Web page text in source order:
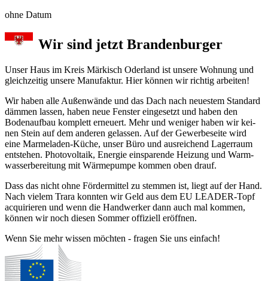
ohne Datum
Wir sind jetzt Brandenburger
Unser Haus im Kreis Märkisch Oder­land ist unse­re Woh­nung und
gleichzeitig unsere Manu­fak­tur. Hier können wir richtig arbeiten!
Wir haben alle Außenwände und das Dach nach neu­es­tem Stan­dard
däm­men las­sen, haben neue Fens­ter ein­ge­setzt und ha­ben den
Boden­auf­bau kom­plett er­neu­ert. Mehr und we­ni­ger ha­ben wir kei­
nen Stein auf dem an­de­ren ge­las­sen. Auf der Gewerbe­seite wird
eine Mar­me­la­den-Küche, un­ser Büro und aus­rei­chend Lager­raum
ent­ste­hen. Photo­vol­taik, Ener­gie ein­spa­ren­de Hei­zung und Warm­
was­ser­be­rei­tung mit Wärme­pum­pe kom­men oben drauf.
Dass das nicht ohne Förder­mit­tel zu stem­men ist, liegt auf der Hand.
Nach viel­em Trara konn­ten wir Geld aus dem EU LEADER-Topf
acqui­rier­en und wenn die Hand­werker dann auch mal kom­men,
kön­nen wir noch diesen Som­mer offiziell er­öff­nen.
Wenn Sie mehr wissen möchten - fragen Sie uns einfach!